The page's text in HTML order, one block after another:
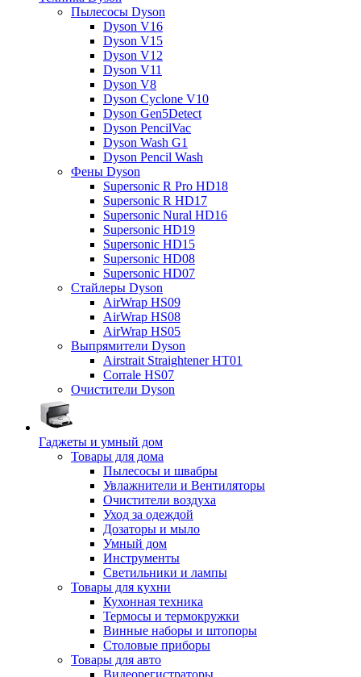
Пылесосы Dyson
Dyson V16
Dyson V15
Dyson V12
Dyson V11
Dyson V8
Dyson Cyclone V10
Dyson Gen5Detect
Dyson PencilVac
Dyson Wash G1
Dyson Pencil Wash
Фены Dyson
Supersonic R Pro HD18
Supersonic R HD17
Supersonic Nural HD16
Supersonic HD19
Supersonic HD15
Supersonic HD08
Supersonic HD07
Стайлеры Dyson
AirWrap HS09
AirWrap HS08
AirWrap HS05
Выпрямители Dyson
Airstrait Straightener HT01
Corrale HS07
Очистители Dyson
Гаджеты и умный дом
Товары для дома
Пылесосы и швабры
Увлажнители и Вентиляторы
Очистители воздуха
Уход за одеждой
Дозаторы и мыло
Умный дом
Инструменты
Светильники и лампы
Товары для кухни
Кухонная техника
Термосы и термокружки
Винные наборы и штопоры
Столовые приборы
Товары для авто
Видеорегистраторы